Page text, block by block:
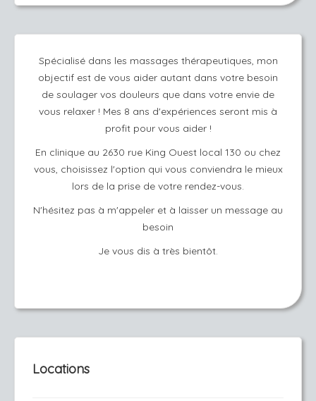
Spécialisé dans les massages thérapeutiques, mon
objectif est de vous aider autant dans votre besoin
de soulager vos douleurs que dans votre envie de
vous relaxer ! Mes 8 ans d'expériences seront mis à
profit pour vous aider !
En clinique au 2630 rue King Ouest local 130 ou chez
vous, choisissez l'option qui vous conviendra le mieux
lors de la prise de votre rendez-vous.
N'hésitez pas à m'appeler et à laisser un message au
besoin
Je vous dis à très bientôt.
Locations